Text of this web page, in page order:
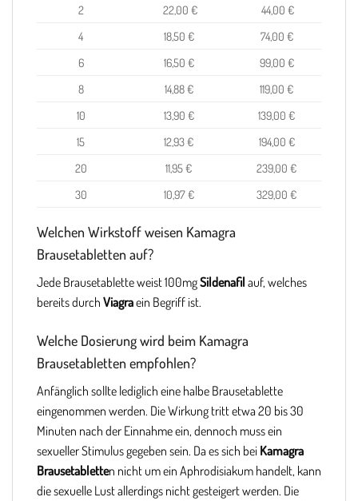
2
22,00 €
44,00 €
4
18,50 €
74,00 €
6
16,50 €
99,00 €
8
14,88 €
119,00 €
10
13,90 €
139,00 €
15
12,93 €
194,00 €
20
11,95 €
239,00 €
30
10,97 € 329,00 €
Welchen Wirkstoff weisen Kamagra
Brausetabletten auf?
Jede Brausetablette weist 100mgSildenafil auf, welches
bereits durch Viagraein Begriff ist.
Welche Dosierung wird beim Kamagra
Brausetabletten empfohlen?
Anfänglich sollte lediglich eine halbe Brausetablette
eingenommen werden. Die Wirkung tritt etwa 20 bis 30
Minuten nach der Einnahme ein, dennoch muss ein
sexueller Stimulus gegeben sein. Da es sich bei Kamagra
Brausetabletten nicht um ein Aphrodisiakum handelt, kann
die sexuelle Lust allerdings nicht gesteigert werden. Die